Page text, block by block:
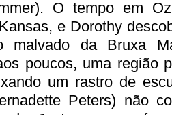
O tempo em
e Dorothy
malvado da Bruxa
poucos, uma região
um rastro de
Peters) não